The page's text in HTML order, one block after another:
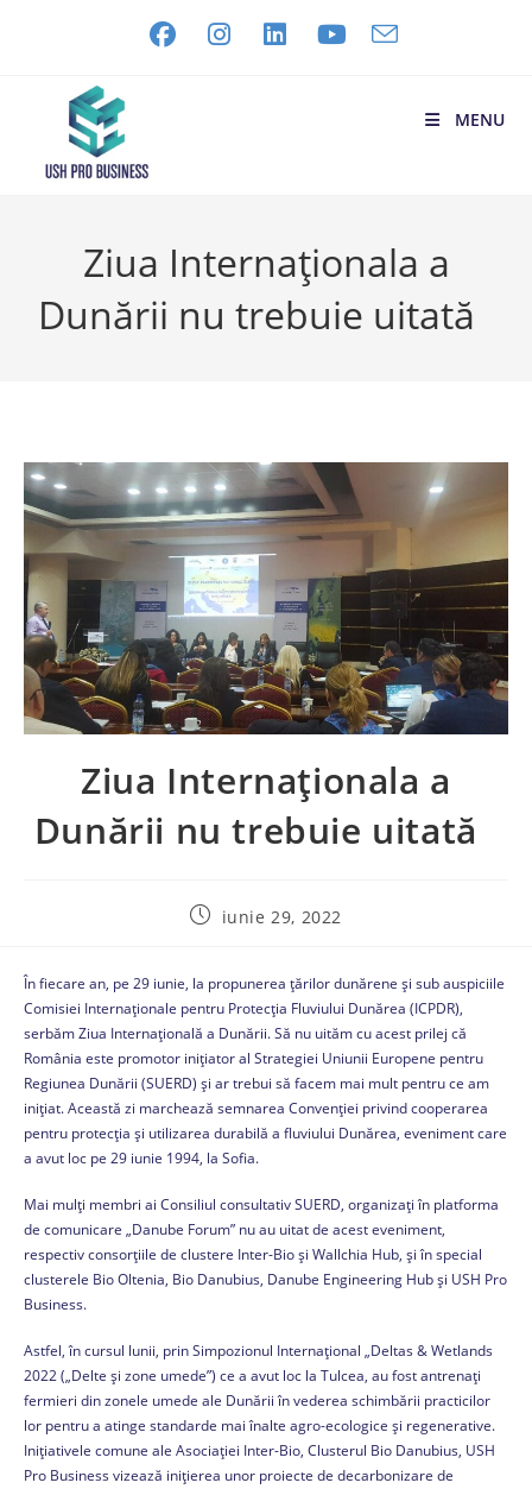
MENU
Ziua Internaționala a
Dunării nu trebuie uitată
Ziua Internaționala a
Dunării nu trebuie uitată
iunie 29, 2022
În fiecare an, pe 29 iunie, la propunerea ţărilor dunărene şi sub auspiciile
Comisiei Internaţionale pentru Protecţia Fluviului Dunărea (ICPDR),
serbăm Ziua Internațională a Dunării. Să nu uităm cu acest prilej că
România este promotor inițiator al Strategiei Uniunii Europene pentru
Regiunea Dunării (SUERD) și ar trebui să facem mai mult pentru ce am
inițiat. Această zi marchează semnarea Convenţiei privind cooperarea
pentru protecţia şi utilizarea durabilă a fluviului Dunărea, eveniment care
a avut loc pe 29 iunie 1994, la Sofia.
Mai mulți membri ai Consiliul consultativ SUERD, organizați în platforma
de comunicare „Danube Forum” nu au uitat de acest eveniment,
respectiv consorțiile de clustere Inter-Bio și Wallchia Hub, și în special
clusterele Bio Oltenia, Bio Danubius, Danube Engineering Hub și USH Pro
Business.
Astfel, în cursul lunii, prin Simpozionul Internațional „Deltas & Wetlands
2022 („Delte și zone umede”) ce a avut loc la Tulcea, au fost antrenați
fermieri din zonele umede ale Dunării în vederea schimbării practicilor
lor pentru a atinge standarde mai înalte agro-ecologice și regenerative.
Inițiativele comune ale Asociației Inter-Bio, Clusterul Bio Danubius, USH
Pro Business vizează inițierea unor proiecte de decarbonizare de